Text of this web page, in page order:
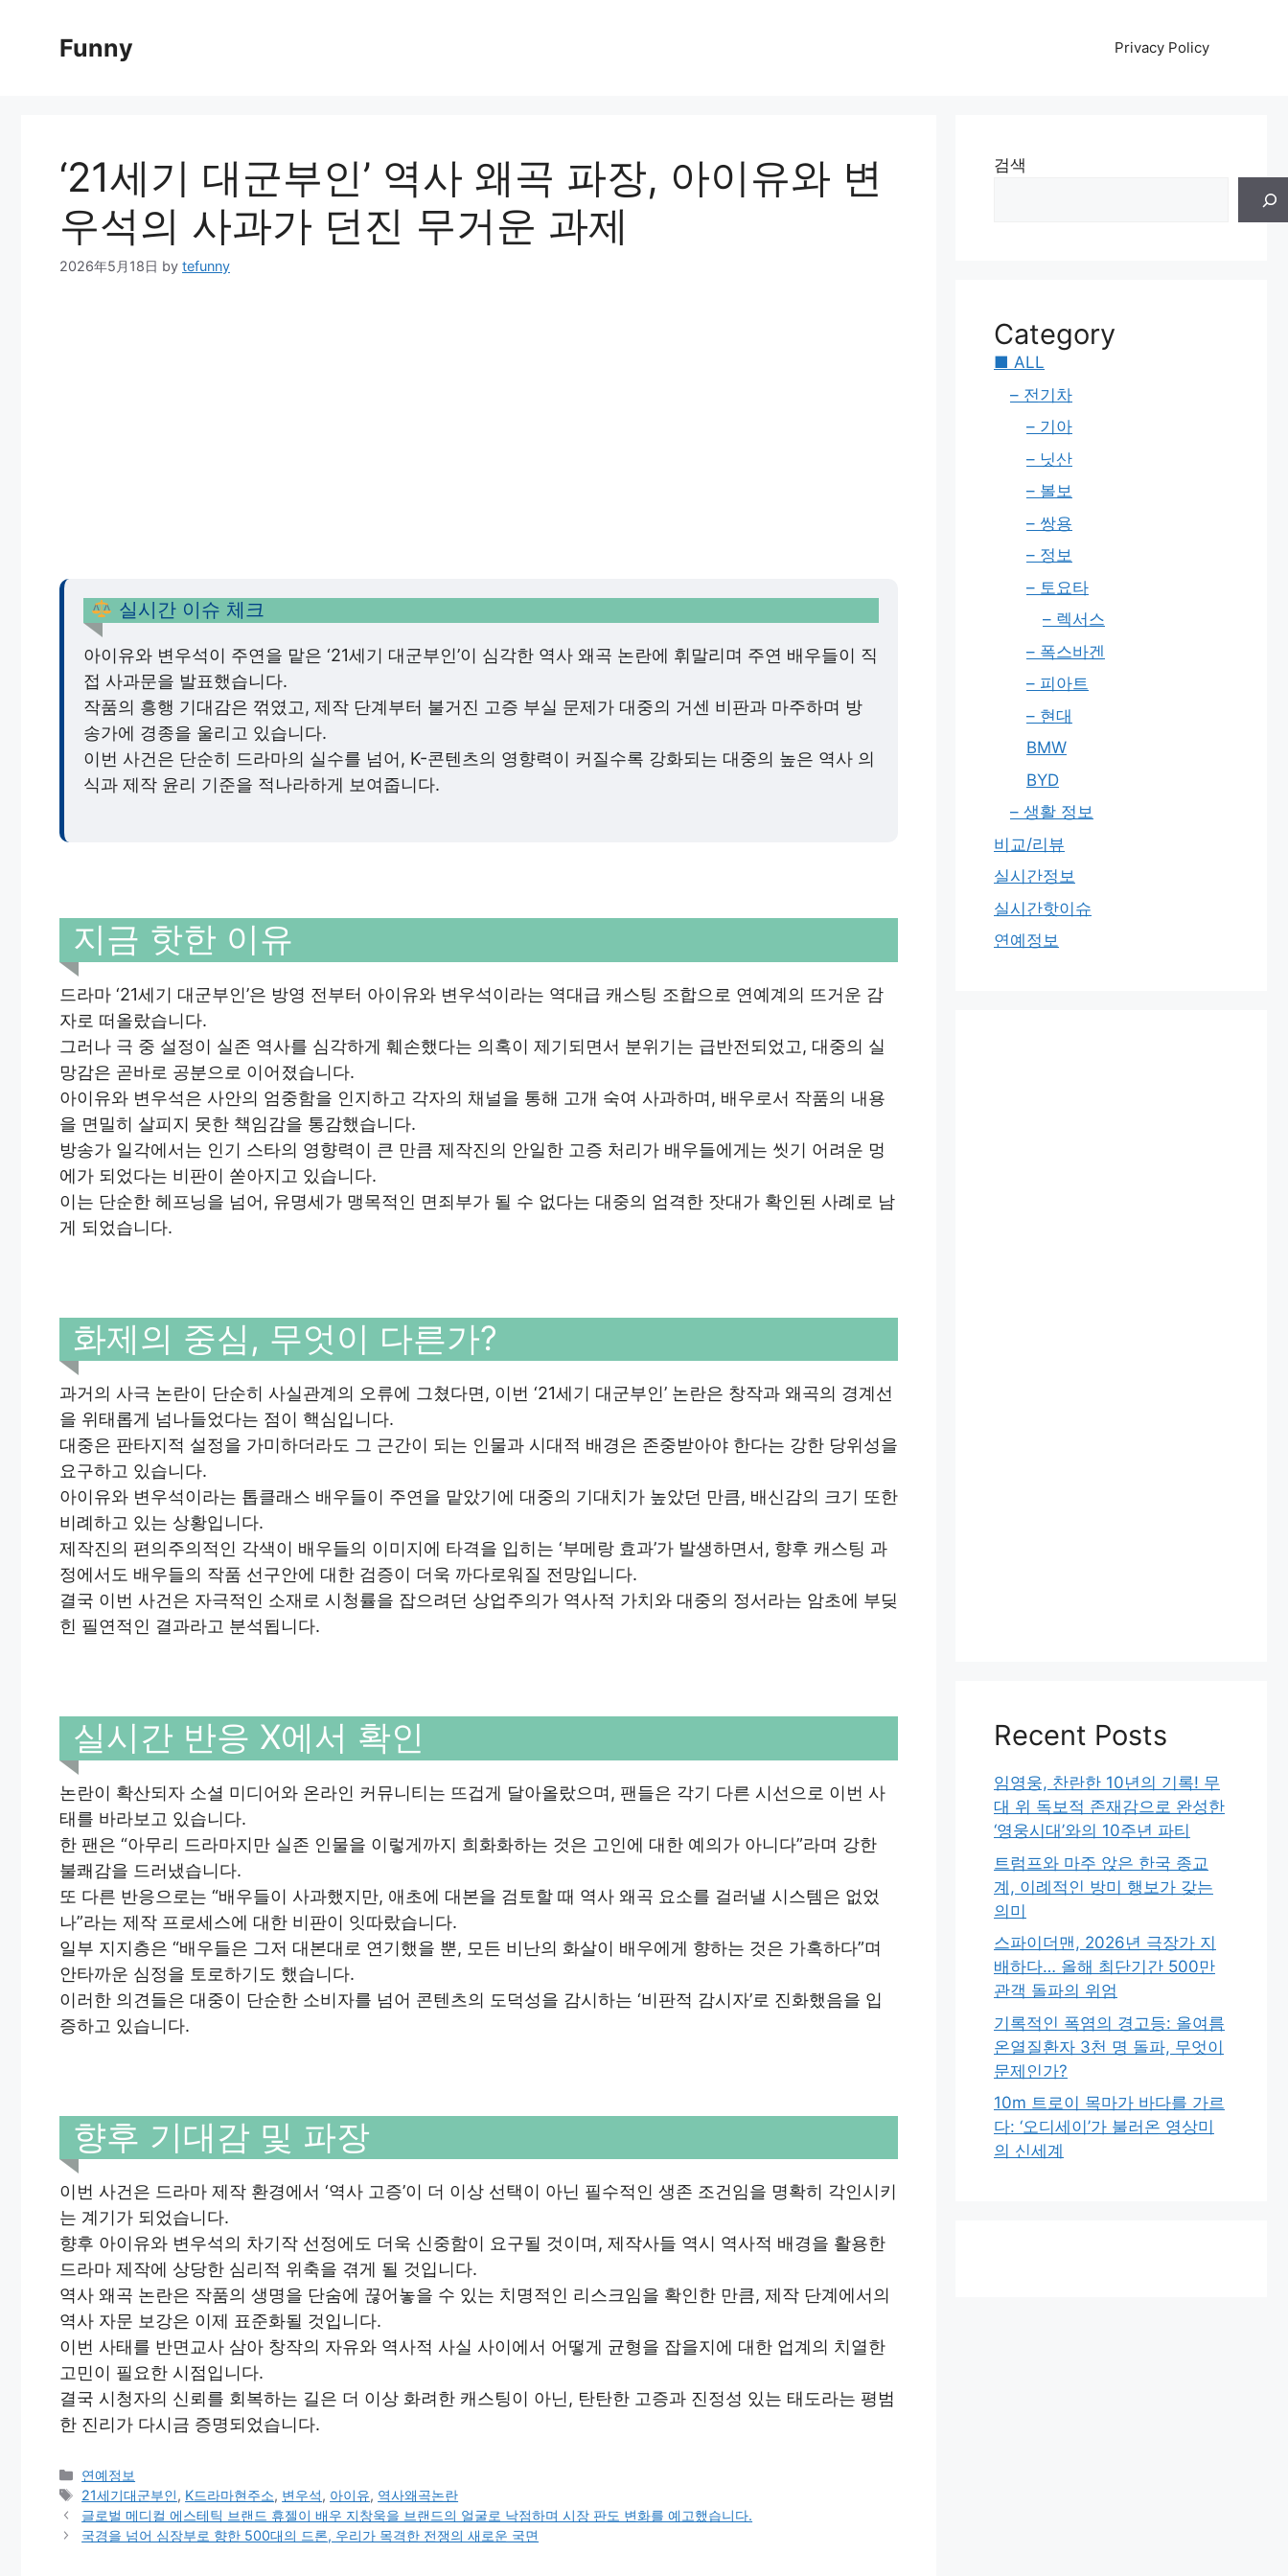
Funny Privacy Policy
‘21세기 대군부인’ 역사 왜곡 파장, 아이유와 변
우석의 사과가 던진 무거운 과제
2026年5月18日 by tefunny
실시간 이슈 체크
아이유와 변우석이 주연을 맡은 ‘21세기 대군부인’이 심각한 역사 왜곡 논란에 휘말리며 주연 배우들이 직
접 사과문을 발표했습니다.
작품의 흥행 기대감은 꺾였고, 제작 단계부터 불거진 고증 부실 문제가 대중의 거센 비판과 마주하며 방
송가에 경종을 울리고 있습니다.
이번 사건은 단순히 드라마의 실수를 넘어, K-콘텐츠의 영향력이 커질수록 강화되는 대중의 높은 역사 의
식과 제작 윤리 기준을 적나라하게 보여줍니다.
지금 핫한 이유
드라마 ‘21세기 대군부인’은 방영 전부터 아이유와 변우석이라는 역대급 캐스팅 조합으로 연예계의 뜨거운 감
자로 떠올랐습니다.
그러나 극 중 설정이 실존 역사를 심각하게 훼손했다는 의혹이 제기되면서 분위기는 급반전되었고, 대중의 실
망감은 곧바로 공분으로 이어졌습니다.
아이유와 변우석은 사안의 엄중함을 인지하고 각자의 채널을 통해 고개 숙여 사과하며, 배우로서 작품의 내용
을 면밀히 살피지 못한 책임감을 통감했습니다.
방송가 일각에서는 인기 스타의 영향력이 큰 만큼 제작진의 안일한 고증 처리가 배우들에게는 씻기 어려운 멍
에가 되었다는 비판이 쏟아지고 있습니다.
이는 단순한 헤프닝을 넘어, 유명세가 맹목적인 면죄부가 될 수 없다는 대중의 엄격한 잣대가 확인된 사례로 남
게 되었습니다.
화제의 중심, 무엇이 다른가?
과거의 사극 논란이 단순히 사실관계의 오류에 그쳤다면, 이번 ‘21세기 대군부인’ 논란은 창작과 왜곡의 경계선
을 위태롭게 넘나들었다는 점이 핵심입니다.
대중은 판타지적 설정을 가미하더라도 그 근간이 되는 인물과 시대적 배경은 존중받아야 한다는 강한 당위성을
요구하고 있습니다.
아이유와 변우석이라는 톱클래스 배우들이 주연을 맡았기에 대중의 기대치가 높았던 만큼, 배신감의 크기 또한
비례하고 있는 상황입니다.
제작진의 편의주의적인 각색이 배우들의 이미지에 타격을 입히는 ‘부메랑 효과’가 발생하면서, 향후 캐스팅 과
정에서도 배우들의 작품 선구안에 대한 검증이 더욱 까다로워질 전망입니다.
결국 이번 사건은 자극적인 소재로 시청률을 잡으려던 상업주의가 역사적 가치와 대중의 정서라는 암초에 부딪
힌 필연적인 결과라고 분석됩니다.
실시간 반응 X에서 확인
논란이 확산되자 소셜 미디어와 온라인 커뮤니티는 뜨겁게 달아올랐으며, 팬들은 각기 다른 시선으로 이번 사
태를 바라보고 있습니다.
한 팬은 “아무리 드라마지만 실존 인물을 이렇게까지 희화화하는 것은 고인에 대한 예의가 아니다”라며 강한
불쾌감을 드러냈습니다.
또 다른 반응으로는 “배우들이 사과했지만, 애초에 대본을 검토할 때 역사 왜곡 요소를 걸러낼 시스템은 없었
나”라는 제작 프로세스에 대한 비판이 잇따랐습니다.
일부 지지층은 “배우들은 그저 대본대로 연기했을 뿐, 모든 비난의 화살이 배우에게 향하는 것은 가혹하다”며
안타까운 심정을 토로하기도 했습니다.
이러한 의견들은 대중이 단순한 소비자를 넘어 콘텐츠의 도덕성을 감시하는 ‘비판적 감시자’로 진화했음을 입
증하고 있습니다.
향후 기대감 및 파장
이번 사건은 드라마 제작 환경에서 ‘역사 고증’이 더 이상 선택이 아닌 필수적인 생존 조건임을 명확히 각인시키
는 계기가 되었습니다.
향후 아이유와 변우석의 차기작 선정에도 더욱 신중함이 요구될 것이며, 제작사들 역시 역사적 배경을 활용한
드라마 제작에 상당한 심리적 위축을 겪게 될 것입니다.
역사 왜곡 논란은 작품의 생명을 단숨에 끊어놓을 수 있는 치명적인 리스크임을 확인한 만큼, 제작 단계에서의
역사 자문 보강은 이제 표준화될 것입니다.
이번 사태를 반면교사 삼아 창작의 자유와 역사적 사실 사이에서 어떻게 균형을 잡을지에 대한 업계의 치열한
고민이 필요한 시점입니다.
결국 시청자의 신뢰를 회복하는 길은 더 이상 화려한 캐스팅이 아닌, 탄탄한 고증과 진정성 있는 태도라는 평범
한 진리가 다시금 증명되었습니다.
Categories
연예정보
Tags
21세기대군부인, K드라마현주소, 변우석, 아이유, 역사왜곡논란
글로벌 메디컬 에스테틱 브랜드 휴젤이 배우 지창욱을 브랜드의 얼굴로 낙점하며 시장 판도 변화를 예고했습니다.
국경을 넘어 심장부로 향한 500대의 드론, 우리가 목격한 전쟁의 새로운 국면
검색
Category
■ ALL
– 전기차
– 기아
– 닛산
– 볼보
– 쌍용
– 정보
– 토요타
– 렉서스
– 폭스바겐
– 피아트
– 현대
BMW
BYD
– 생활 정보
비교/리뷰
실시간정보
실시간핫이슈
연예정보
Recent Posts
임영웅, 찬란한 10년의 기록! 무
대 위 독보적 존재감으로 완성한
‘영웅시대’와의 10주년 파티
트럼프와 마주 앉은 한국 종교
계, 이례적인 방미 행보가 갖는
의미
스파이더맨, 2026년 극장가 지
배하다… 올해 최단기간 500만
관객 돌파의 위엄
기록적인 폭염의 경고등: 올여름
온열질환자 3천 명 돌파, 무엇이
문제인가?
10m 트로이 목마가 바다를 가르
다: ‘오디세이’가 불러온 영상미
의 신세계